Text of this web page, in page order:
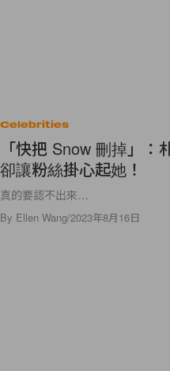
Celebrities
「快把 Snow 刪掉」：
卻讓粉絲掛心起她！
真的要認不出來…
By Ellen Wang/2023年8月16日